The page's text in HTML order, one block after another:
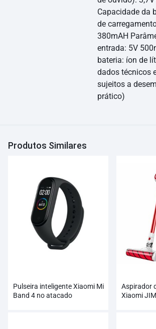
Capacidade da
de
380mAH
entrada: 5V
bateria: íon de
dados técnicos
sujeitos a
prático)
Produtos Similares
Pulseira inteligente Xiaomi Mi
Band 4 no atacado
Aspirador
Xiaomi